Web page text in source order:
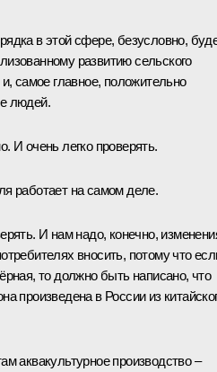
в этой сфере, безусловно,
развитию сельского
самое главное, положительно
людей.
И очень легко проверять.
работает на самом деле.
И нам надо, конечно,
вносить, потому что
то должно быть написано, что
произведена в России из
аквакультурное производство –